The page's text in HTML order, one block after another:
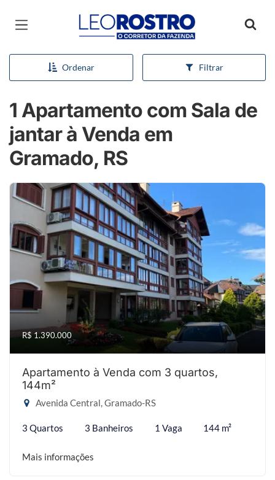
Página inicial
Ordenar Filtrar
1 Apartamento com Sala de
jantar à Venda em
Gramado, RS
R$ 1.390.000
Apartamento à Venda com 3 quartos,
144m²
Avenida Central, Gramado-RS
3 Quartos 3 Banheiros 1 Vaga 144 m²
Mais informações